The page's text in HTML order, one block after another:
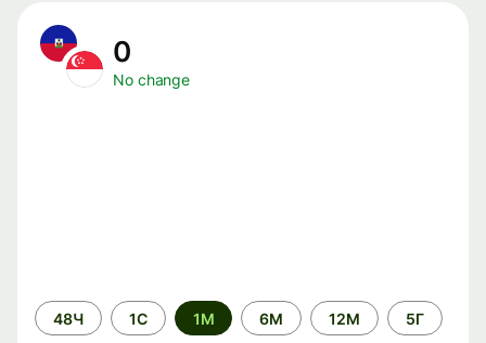
0
No change
Time
period
48Ч 1С 1М 6М 12М 5Г